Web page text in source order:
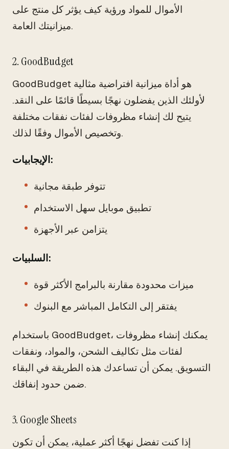
الأموال للمواد ورؤية كيف يؤثر كل منتج على
ميزانيتك العامة.
2. GoodBudget
GoodBudget هو أداة ميزانية افتراضية مثالية
لأولئك الذين يفضلون نهجًا بسيطًا قائمًا على النقد.
يتيح لك إنشاء مظروفات لفئات نفقات مختلفة
وتخصيص الأموال وفقًا لذلك.
الإيجابيات:
تتوفر طبقة مجانية
تطبيق موبايل سهل الاستخدام
يتزامن عبر الأجهزة
السلبيات:
ميزات محدودة مقارنة بالبرامج الأكثر قوة
يفتقر إلى التكامل المباشر مع البنوك
باستخدام GoodBudget، يمكنك إنشاء مظروفات
لفئات مثل تكاليف الشحن، والمواد، ونفقات
التسويق. يمكن أن تساعدك هذه الطريقة في البقاء
ضمن حدود إنفاقك.
3. Google Sheets
إذا كنت تفضل نهجًا أكثر عملية، يمكن أن تكون